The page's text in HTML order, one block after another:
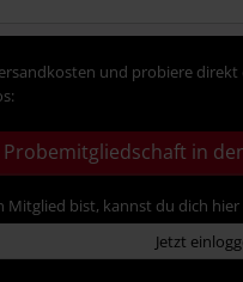
und probiere direkt
Probemitgliedschaft in
Mitglied bist, kannst du dich hier
Jetzt